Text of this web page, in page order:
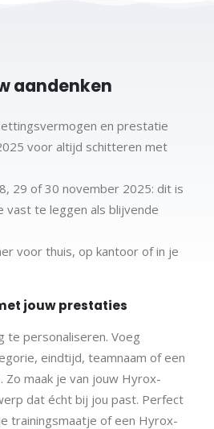
aandenken
en prestatie
voor altijd schitteren met
29 of 30 november 2025: dit is
vast te leggen als blijvende
voor thuis, op kantoor of in je
jouw prestaties
te personaliseren. Voeg
eindtijd, teamnaam of een
maak je van jouw Hyrox-
dat écht bij jou past. Perfect
trainingsmaatje of een Hyrox-